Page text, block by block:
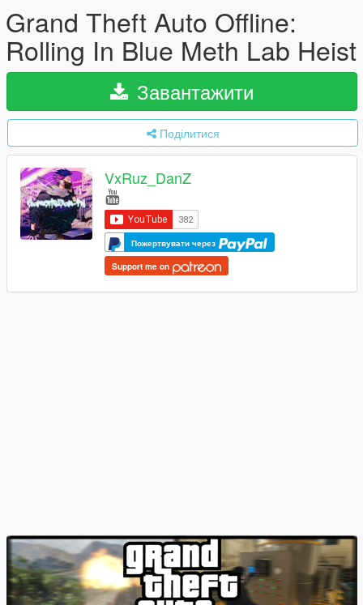
Grand Theft Auto Offline:
Rolling In Blue Meth Lab Heist
Завантажити
Поділитися
VxRuz_DanZ
Пожертвувати через
Support me on